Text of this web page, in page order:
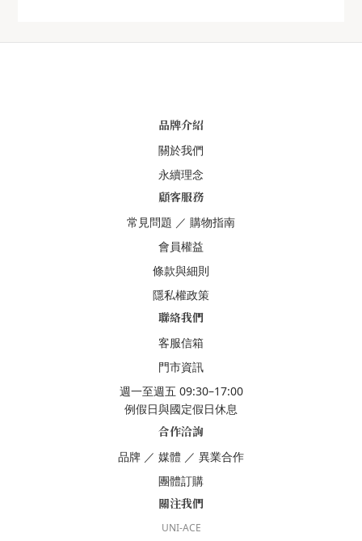
品牌介紹
關於我們
永續理念
顧客服務
常見問題 ／ 購物指南
會員權益
條款與細則
隱私權政策
聯絡我們
客服信箱
門市資訊
週一至週五 09:30–17:00
例假日與國定假日休息
合作洽詢
品牌 ／ 媒體 ／ 異業合作
團體訂購
關注我們
UNI-ACE